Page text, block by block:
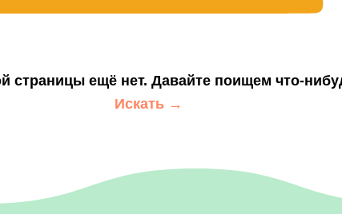
страницы ещё нет. Давайте поищем что-
Искать →